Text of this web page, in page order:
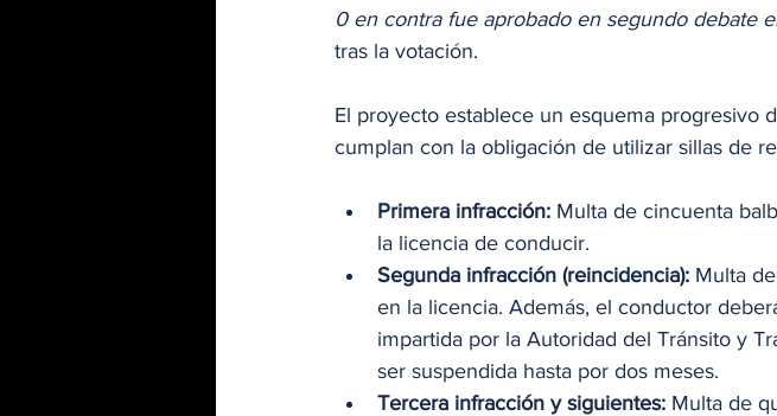
0 en contra fue aprobado en segundo debate
tras la votación.
El proyecto establece un esquema progresivo
cumplan con la obligación de utilizar sillas de
Primera infracción: Multa de cincuenta
la licencia de conducir.
Segunda infracción (reincidencia): Multa
en la licencia. Además, el conductor
impartida por la Autoridad del Tránsito y
ser suspendida hasta por dos meses.
Tercera infracción y siguientes: Multa de